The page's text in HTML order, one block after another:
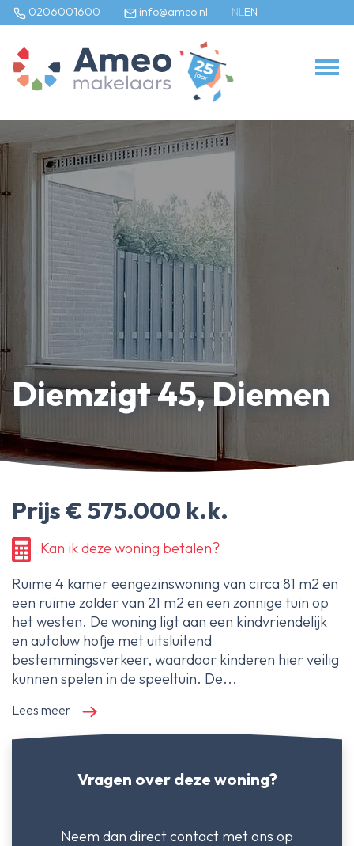
0206001600 info@ameo.nl NLEN
Diemzigt 45, Diemen
Prijs € 575.000 k.k.
Kan ik deze woning betalen?
Ruime 4 kamer eengezinswoning van circa 81 m2 en
een ruime zolder van 21 m2 en een zonnige tuin op
het westen. De woning ligt aan een kindvriendelijk
en autoluw hofje met uitsluitend
bestemmingsverkeer, waardoor kinderen hier veilig
kunnen spelen in de speeltuin. De...
Lees meer
Vragen over deze woning?
Neem dan direct contact met ons op
Ons aanbod
Te koop
Te huur
Bedrijfs onroerend goed
Onze diensten
Verkoopmakelaar
Aankoopmakelaar
Verhuurmakelaar
Taxateur
Bedrijfsonroerendgoed
Erfpachtdeskundige
Gerechtelijke deskundige
Over Ameo makelaars
Onze reviews
Contact